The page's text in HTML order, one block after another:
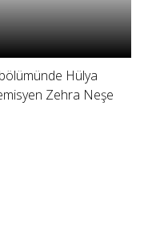
Hülya
Zehra Neşe